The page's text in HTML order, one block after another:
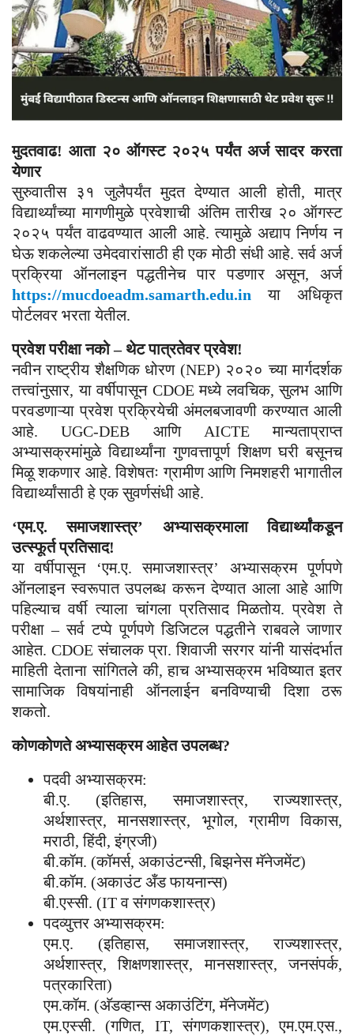
मुदतवाढ! आता २० ऑगस्ट २०२५ पर्यंत अर्ज सादर करता
येणार
सुरुवातीस ३१ जुलैपर्यंत मुदत देण्यात आली होती, मात्र
विद्यार्थ्यांच्या मागणीमुळे प्रवेशाची अंतिम तारीख २० ऑगस्ट
२०२५ पर्यंत वाढवण्यात आली आहे. त्यामुळे अद्याप निर्णय न
घेऊ शकलेल्या उमेदवारांसाठी ही एक मोठी संधी आहे. सर्व अर्ज
प्रक्रिया ऑनलाइन पद्धतीनेच पार पडणार असून, अर्ज
https://mucdoeadm.samarth.edu.in या अधिकृत
पोर्टलवर भरता येतील.
प्रवेश परीक्षा नको – थेट पात्रतेवर प्रवेश!
नवीन राष्ट्रीय शैक्षणिक धोरण (NEP) २०२० च्या मार्गदर्शक
तत्त्वांनुसार, या वर्षीपासून CDOE मध्ये लवचिक, सुलभ आणि
परवडणाऱ्या प्रवेश प्रक्रियेची अंमलबजावणी करण्यात आली
आहे. UGC-DEB आणि AICTE मान्यताप्राप्त
अभ्यासक्रमांमुळे विद्यार्थ्यांना गुणवत्तापूर्ण शिक्षण घरी बसूनच
मिळू शकणार आहे. विशेषतः ग्रामीण आणि निमशहरी भागातील
विद्यार्थ्यांसाठी हे एक सुवर्णसंधी आहे.
‘एम.ए. समाजशास्त्र’ अभ्यासक्रमाला विद्यार्थ्यांकडून
उत्स्फूर्त प्रतिसाद!
या वर्षीपासून ‘एम.ए. समाजशास्त्र’ अभ्यासक्रम पूर्णपणे
ऑनलाइन स्वरूपात उपलब्ध करून देण्यात आला आहे आणि
पहिल्याच वर्षी त्याला चांगला प्रतिसाद मिळतोय. प्रवेश ते
परीक्षा – सर्व टप्पे पूर्णपणे डिजिटल पद्धतीने राबवले जाणार
आहेत. CDOE संचालक प्रा. शिवाजी सरगर यांनी यासंदर्भात
माहिती देताना सांगितले की, हाच अभ्यासक्रम भविष्यात इतर
सामाजिक विषयांनाही ऑनलाईन बनविण्याची दिशा ठरू
शकतो.
कोणकोणते अभ्यासक्रम आहेत उपलब्ध?
पदवी अभ्यासक्रम:
बी.ए. (इतिहास, समाजशास्त्र, राज्यशास्त्र,
अर्थशास्त्र, मानसशास्त्र, भूगोल, ग्रामीण विकास,
मराठी, हिंदी, इंग्रजी)
बी.कॉम. (कॉमर्स, अकाउंटन्सी, बिझनेस मॅनेजमेंट)
बी.कॉम. (अकाउंट अँड फायनान्स)
बी.एस्सी. (IT व संगणकशास्त्र)
पदव्युत्तर अभ्यासक्रम:
एम.ए. (इतिहास, समाजशास्त्र, राज्यशास्त्र,
अर्थशास्त्र, शिक्षणशास्त्र, मानसशास्त्र, जनसंपर्क,
पत्रकारिता)
एम.कॉम. (अ‍ॅडव्हान्स अकाउंटिंग, मॅनेजमेंट)
एम.एस्सी. (गणित, IT, संगणकशास्त्र), एम.एम.एस.,